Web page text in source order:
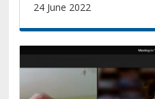
24 June 2022